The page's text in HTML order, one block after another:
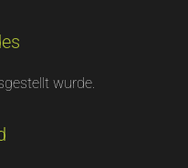
wurde.